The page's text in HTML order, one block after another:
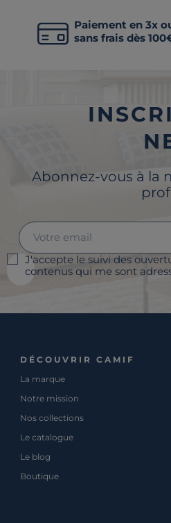
Paiement en 3x
sans frais dès
Abonnez-vous à la
J'accepte le suivi des
contenus qui me sont
DÉCOUVRIR CAMIF
La marque
Notre mission
Nos collections
Le catalogue
Le blog
Boutique